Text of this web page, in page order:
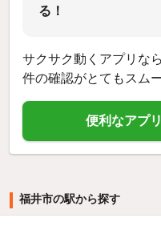
る！
サクサク動くアプリな
件の確認がとてもスム
便利なアプ
福井市の駅から探す